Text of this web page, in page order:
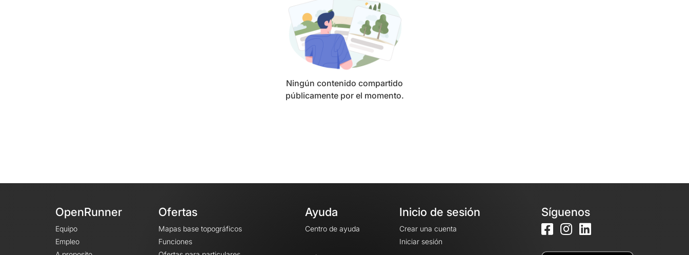
Ningún contenido compartido
públicamente por el momento.
OpenRunner
Equipo
Empleo
Ofertas
Mapas base topográficos
Funciones
Ayuda
Centro de ayuda
Inicio de sesión
Crear una cuenta
Iniciar sesión
Síguenos